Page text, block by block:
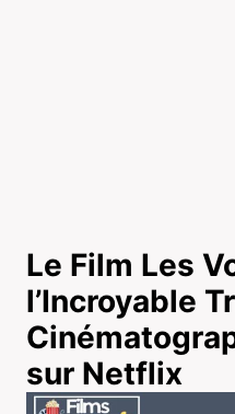
Le Film Les
l’Incroyable
sur Netflix